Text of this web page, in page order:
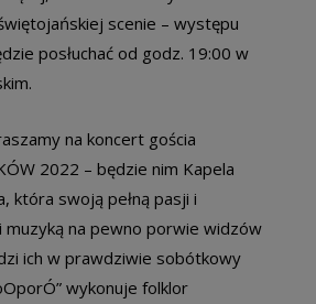
scenie – występu
posłuchać od godz. 19:00 w
na koncert gościa
2022 – będzie nim Kapela
która swoją pełną pasji i
na pewno porwie widzów
ich w prawdziwie sobótkowy
wykonuje folklor